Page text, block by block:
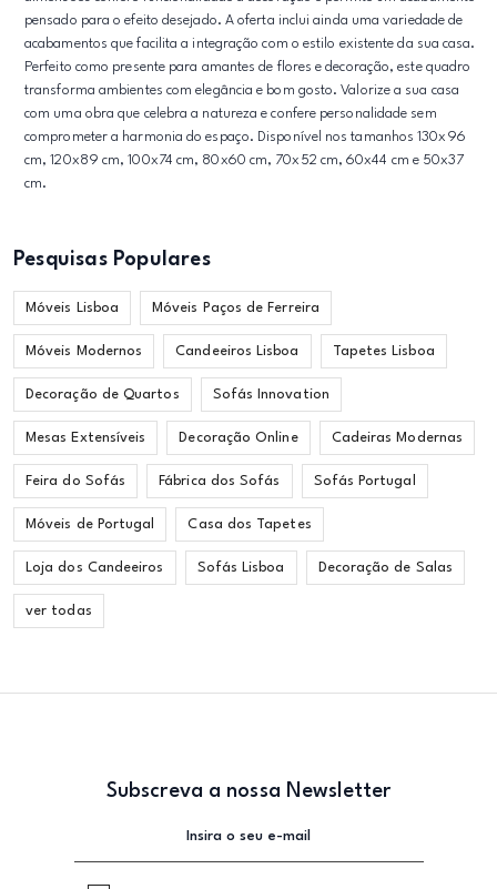
pensado para o efeito desejado. A oferta inclui ainda uma variedade de
acabamentos que facilita a integração com o estilo existente da sua casa.
Perfeito como presente para amantes de flores e decoração, este quadro
transforma ambientes com elegância e bom gosto. Valorize a sua casa
com uma obra que celebra a natureza e confere personalidade sem
comprometer a harmonia do espaço. Disponível nos tamanhos 130x96
cm, 120x89 cm, 100x74 cm, 80x60 cm, 70x52 cm, 60x44 cm e 50x37
cm.
Pesquisas Populares
Móveis Lisboa Móveis Paços de Ferreira
Móveis Modernos Candeeiros Lisboa Tapetes Lisboa
Decoração de Quartos Sofás Innovation
Mesas Extensíveis Decoração Online Cadeiras Modernas
Feira do Sofás Fábrica dos Sofás Sofás Portugal
Móveis de Portugal Casa dos Tapetes
Loja dos Candeeiros Sofás Lisboa Decoração de Salas
ver todas
Subscreva a nossa Newsletter